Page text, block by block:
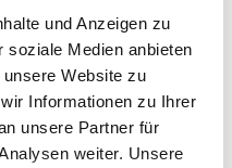
und Anzeigen zu
soziale Medien anbieten
Website zu
Informationen zu Ihrer
unsere Partner für
weiter. Unsere